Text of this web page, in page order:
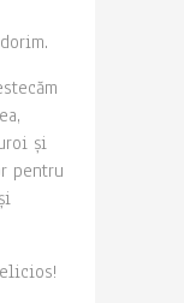
și
pentru